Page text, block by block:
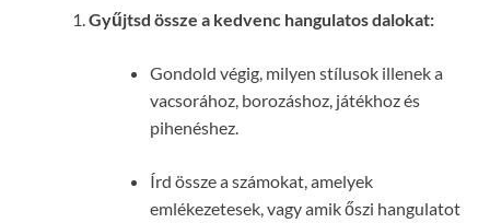
Gyűjtsd össze a kedvenc hangulatos dalokat:
Gondold végig, milyen stílusok illenek a
vacsorához, borozáshoz, játékhoz és
pihenéshez.
Írd össze a számokat, amelyek
emlékezetesek, vagy amik őszi hangulatot